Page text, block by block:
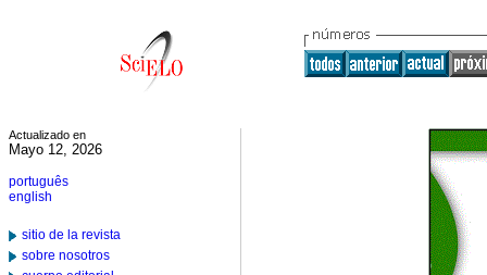
Actualizado en
Mayo 12, 2026
português
english
sitio de la revista
sobre nosotros